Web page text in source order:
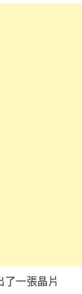
一張晶片